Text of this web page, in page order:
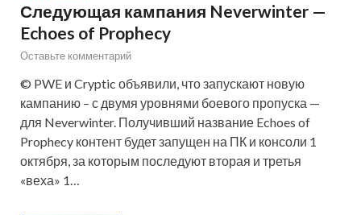
Следующая кампания Neverwinter —
Echoes of Prophecy
Оставьте комментарий
© PWE и Cryptic объявили, что запускают новую
кампанию – с двумя уровнями боевого пропуска —
для Neverwinter. Получивший название Echoes of
Prophecy контент будет запущен на ПК и консоли 1
октября, за которым последуют вторая и третья
«веха» 1…